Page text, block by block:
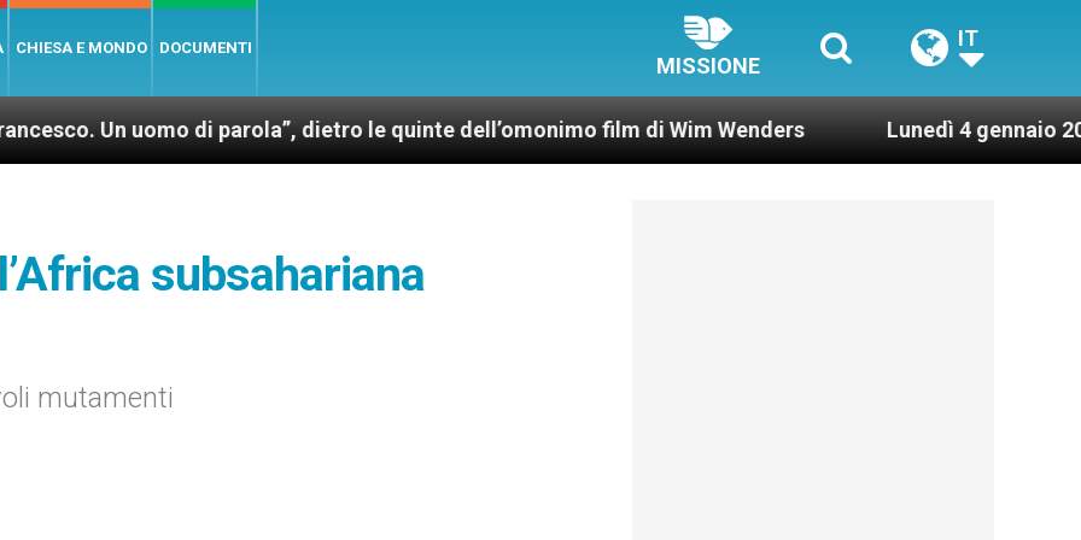
CHIESA E MONDO DOCUMENTI
MISSIONE
IT
di parola”, dietro le quinte dell’omonimo film di Wim Wenders Lunedì 4 gennaio 2021:
subsahariana
mutamenti